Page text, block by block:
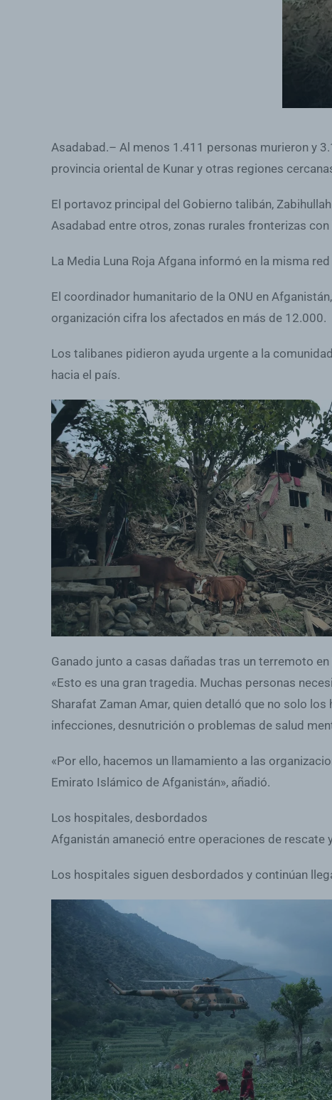
Asadabad.– Al menos 1.411 personas murieron y
provincia oriental de Kunar y otras regiones
El portavoz principal del Gobierno talibán,
Asadabad entre otros, zonas rurales fronterizas
La Media Luna Roja Afgana informó en la misma
El coordinador humanitario de la ONU en
organización cifra los afectados en más de 12.000.
Los talibanes pidieron ayuda urgente a la
hacia el país.
Ganado junto a casas dañadas tras un terremoto en
«Esto es una gran tragedia. Muchas personas
Sharafat Zaman Amar, quien detalló que no solo
infecciones, desnutrición o problemas de salud
«Por ello, hacemos un llamamiento a las
Emirato Islámico de Afganistán», añadió.
Los hospitales, desbordados
Afganistán amaneció entre operaciones de rescate
Los hospitales siguen desbordados y continúan